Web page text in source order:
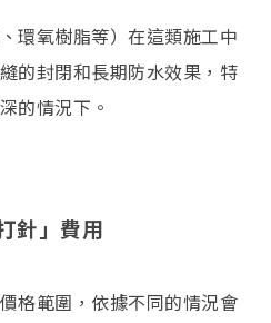
、環氧樹脂等）在這類施工中
的封閉和長期防水效果，特
的情況下。
針」費用
格範圍，依據不同的情況會